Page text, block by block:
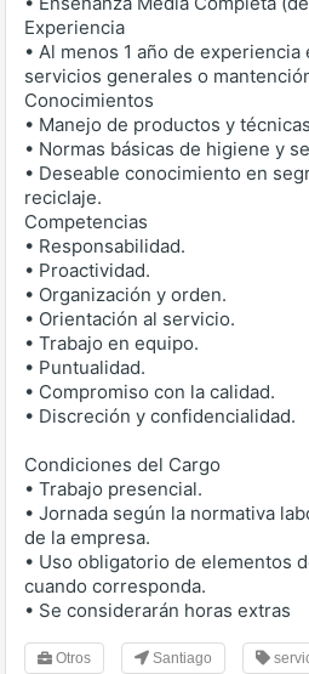
Experiencia
• Al menos 1 año de
servicios generales o
Conocimientos
• Manejo de productos y
• Normas básicas de higiene y
• Deseable conocimiento en
reciclaje.
Competencias
• Responsabilidad.
• Proactividad.
• Organización y orden.
• Orientación al servicio.
• Trabajo en equipo.
• Puntualidad.
• Compromiso con la calidad.
• Discreción y confidencialidad.
Condiciones del Cargo
• Trabajo presencial.
• Jornada según la normativa
de la empresa.
• Uso obligatorio de elementos
cuando corresponda.
• Se considerarán horas extras
Otros Santiago